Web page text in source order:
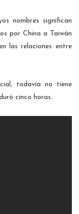
nombres significan
por China a Taiwán
las relaciones entre
todavía no tiene
cinco horas.